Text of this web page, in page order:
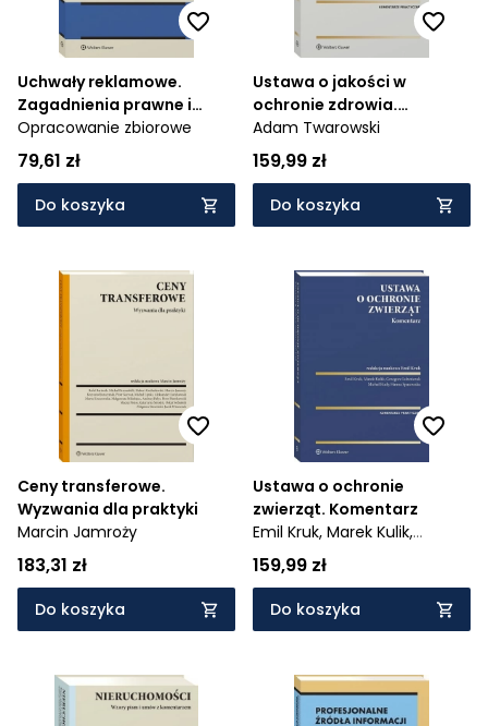
Uchwały reklamowe.
Zagadnienia prawne i
legislacyjne
Opracowanie zbiorowe
79,61 zł
Do koszyka
Ustawa o jakości w
ochronie zdrowia.
Komentarz
Adam Twarowski
159,99 zł
Do koszyka
Ceny transferowe.
Wyzwania dla praktyki
Marcin Jamroży
183,31 zł
Do koszyka
Ustawa o ochronie
zwierząt. Komentarz
Emil Kruk, Marek Kulik,
Grzegorz Lubeńczuk,
Rudy, Hanna Spasowska
159,99 zł
Do koszyka